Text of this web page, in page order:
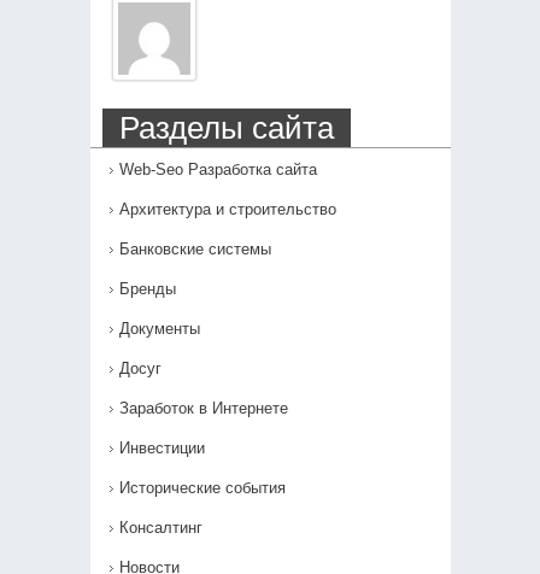
Разделы сайта
Web-Seo Разработка сайта
Архитектура и строительство
Банковские системы
Бренды
Документы
Досуг
Заработок в Интернете
Инвестиции
Исторические события
Консалтинг
Новости